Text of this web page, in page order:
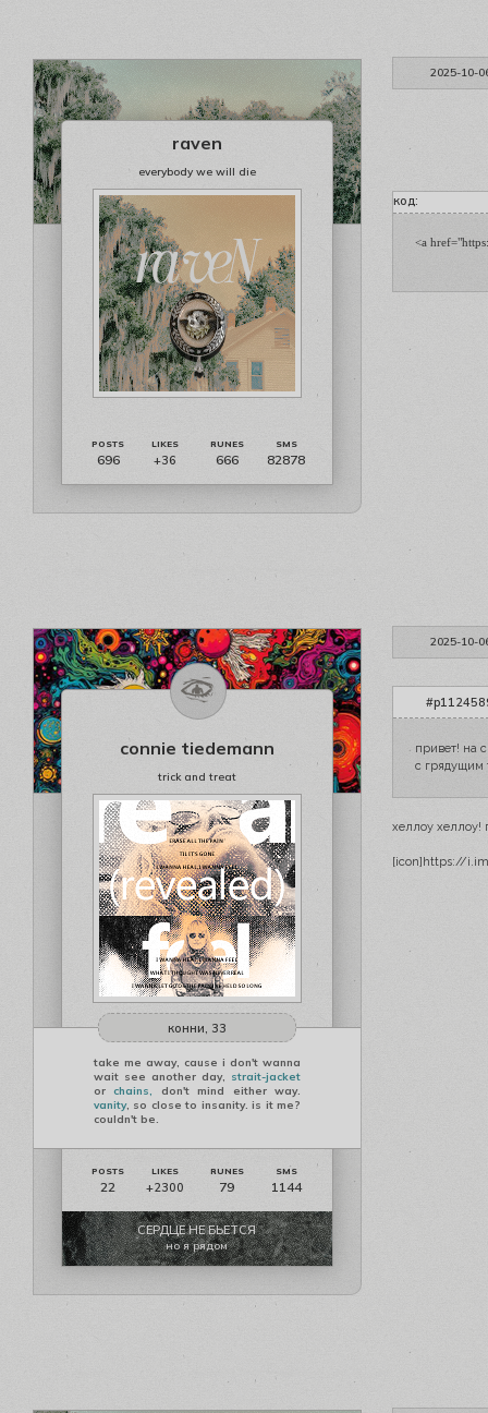
2025-10-
raven
everybody we will die
696 +36 666 82878
код:
<a
2025-10-
connie tiedemann
trick and treat
конни, 33
take me away, cause i don't wanna
wait see another day, strait-jacket
orchains,
don't mind either way.
vanity, so close to insanity. is it me?
couldn't be.
22 +2300 79 1144
СЕРДЦЕ НЕ БЬЕТСЯ
но я рядом
привет! на
с грядущим
хеллоу хеллоу!
[icon]https://